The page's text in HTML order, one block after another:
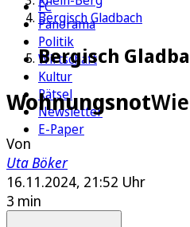
FC
Panorama
Politik
Wirtschaft
Kultur
Rätsel
Newsletter
E-Paper
Bergisch Gladbach
Bergisch
Wohnungsnot
Von
Uta Böker
16.11.2024, 21:52 Uhr
3 min